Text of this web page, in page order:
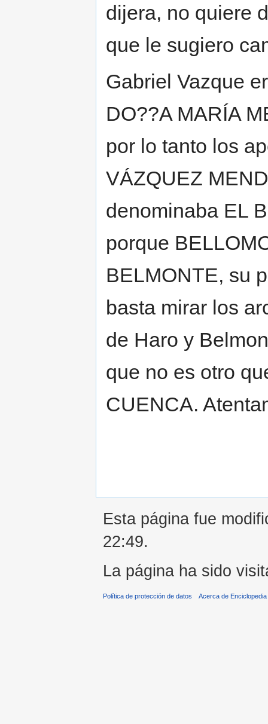
dijera, no quiere
que le sugiero
Gabriel Vazque
DO??A MARÍA
por lo tanto los
VÁZQUEZ
denominaba EL
porque
BELMONTE, su
basta mirar los
de Haro y
que no es otro
CUENCA.
Esta página fue
22:49.
La página ha sido
Política de protección de datos Acerca de